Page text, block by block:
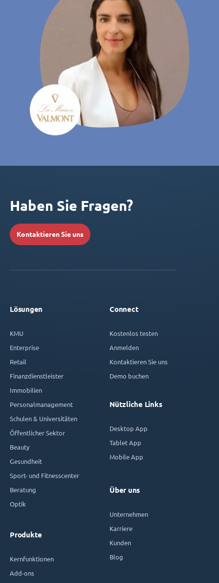
Haben Sie Fragen?
Kontaktieren Sie uns
Lösungen
KMU
Enterprise
Retail
Finanzdienstleister
Immobilien
Personalmanagement
Schulen & Universitäten
Öffentlicher Sektor
Beauty
Gesundheit
Sport- und Fitnesscenter
Beratung
Optik
Produkte
Kernfunktionen
Add-ons
Connect
Kostenlos testen
Anmelden
Kontaktieren Sie uns
Demo buchen
Nützliche Links
Desktop App
Tablet App
Mobile App
Über uns
Unternehmen
Karriere
Kunden
Blog